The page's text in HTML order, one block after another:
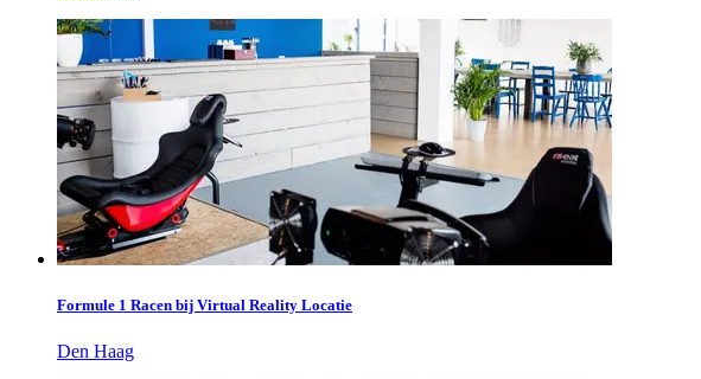
Formule 1 Racen bij Virtual Reality Locatie
Den Haag